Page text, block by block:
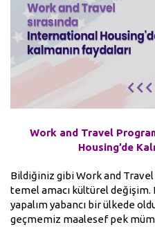
Work and Travel
Housing’de
Bildiğiniz gibi Work and
temel amacı kültürel
yapalım yabancı bir ülkede
geçmemiz maalesef pek